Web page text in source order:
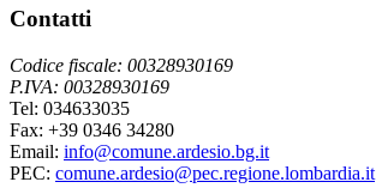
Contatti
Codice fiscale: 00328930169
P.IVA: 00328930169
Tel: 034633035
Fax: +39 0346 34280
Email: info@comune.ardesio.bg.it
PEC: comune.ardesio@pec.regione.lombardia.it